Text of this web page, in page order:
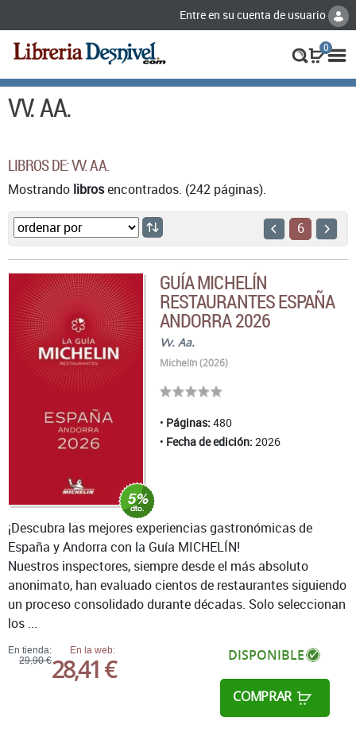
Entre en su cuenta de usuario
0
VV. AA.
LIBROS DE: VV. AA.
Mostrando librosencontrados. (242 páginas).
6
GUÍA MICHELÍN
RESTAURANTES ESPAÑA
ANDORRA 2026
Vv. Aa.
Michelín (2026)
Páginas: 480
Fecha de edición: 2026
En tienda:
29,90 €
En la web:
28,41 € DISPONIBLE
COMPRAR
¡Descubra las mejores experiencias gastronómicas de
España y Andorra con la Guía MICHELÍN!
Nuestros inspectores, siempre desde el más absoluto
anonimato, han evaluado cientos de restaurantes siguiendo
un proceso consolidado durante décadas. Solo seleccionan
los ...